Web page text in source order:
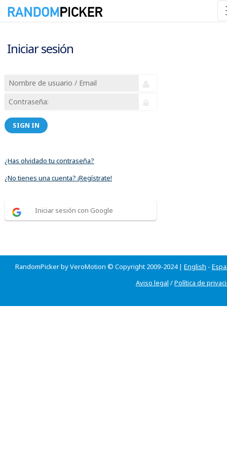
Iniciar sesión
SIGN IN
¿Has olvidado tu contraseña?
¿No tienes una cuenta? ¡Regístrate!
Iniciar sesión con Google
RandomPicker by VeroMotion © Copyright 2009-2024 | English -
Aviso legal /Política de